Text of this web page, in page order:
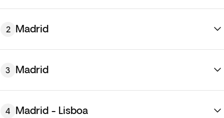
anterior al día de salida indicado.
2 Madrid
3 Madrid
4 Madrid - Lisboa